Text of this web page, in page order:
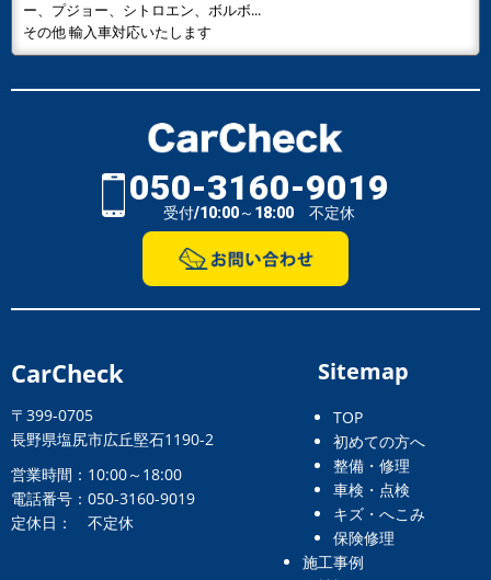
ー、プジョー、シトロエン、ボルボ...
その他 輸入車対応いたします
050-3160-9019
受付/10:00～18:00 不定休
CarCheck
〒399-0705
長野県塩尻市広丘堅石1190-2
営業時間：10:00～18:00
電話番号：050-3160-9019
定休日： 不定休
Sitemap
TOP
初めての方へ
整備・修理
車検・点検
キズ・へこみ
保険修理
施工事例